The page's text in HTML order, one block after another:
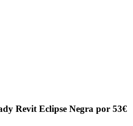
Revit Eclipse Negra por 53€